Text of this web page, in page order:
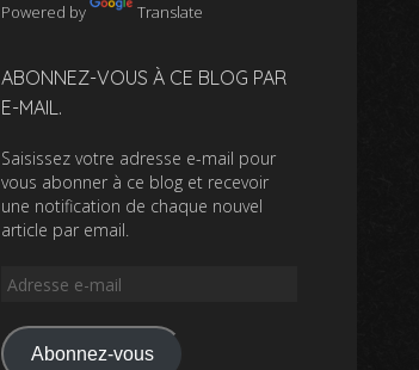
Powered by Translate
ABONNEZ-VOUS À CE BLOG PAR
E-MAIL.
Saisissez votre adresse e-mail pour
vous abonner à ce blog et recevoir
une notification de chaque nouvel
article par email.
Adresse
mail
Abonnez-vous